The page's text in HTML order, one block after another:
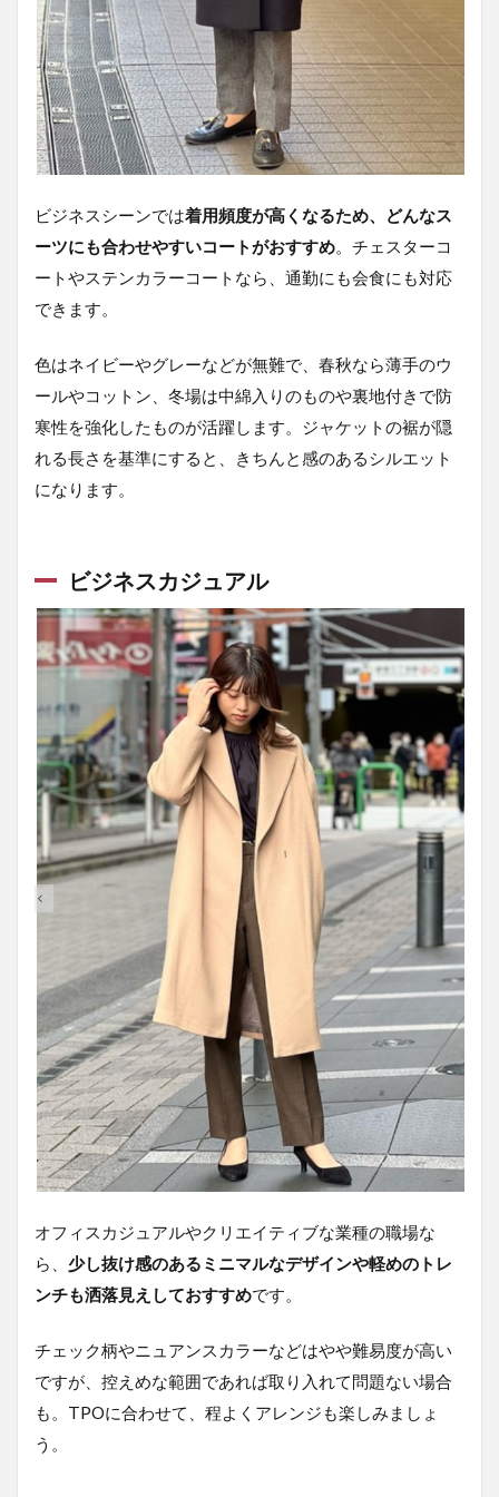
ビジネスシーンでは着用頻度が高くなるため、どんなス
ーツにも合わせやすいコートがおすすめ。チェスターコ
ートやステンカラーコートなら、通勤にも会食にも対応
できます。
色はネイビーやグレーなどが無難で、春秋なら薄手のウ
ールやコットン、冬場は中綿入りのものや裏地付きで防
寒性を強化したものが活躍します。ジャケットの裾が隠
れる長さを基準にすると、きちんと感のあるシルエット
になります。
ビジネスカジュアル
オフィスカジュアルやクリエイティブな業種の職場な
ら、 少し抜け感のあるミニマルなデザインや軽めのトレ
ンチも洒落見えしておすすめです。
チェック柄やニュアンスカラーなどはやや難易度が高い
ですが、控えめな範囲であれば取り入れて問題ない場合
も。TPOに合わせて、程よくアレンジも楽しみましょ
う。